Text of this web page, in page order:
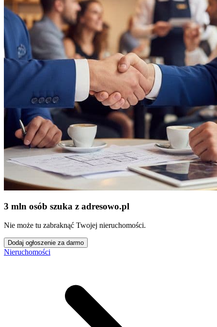
3 mln osób szuka z adresowo.pl
Nie może tu zabraknąć Twojej nieruchomości.
Dodaj ogłoszenie za darmo
Nieruchomości